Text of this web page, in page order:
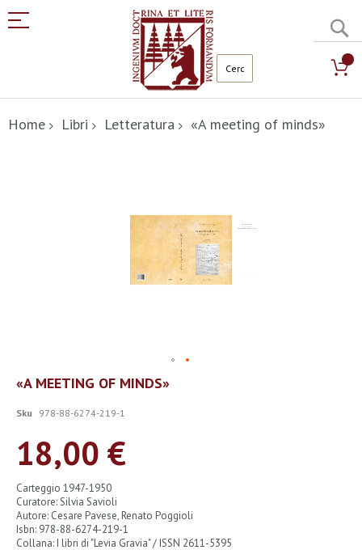
al
contenuto
Home Libri Letteratura «A meeting of minds»
Vai
all'inizio
galleria
immagini
«A MEETING OF MINDS»
Sku 978-88-6274-219-1
18,00 €
Carteggio 1947-1950
Curatore: Silvia Savioli
Autore: Cesare Pavese, Renato Poggioli
Isbn: 978-88-6274-219-1
Collana: I libri di "Levia Gravia" / ISSN 2611-5395